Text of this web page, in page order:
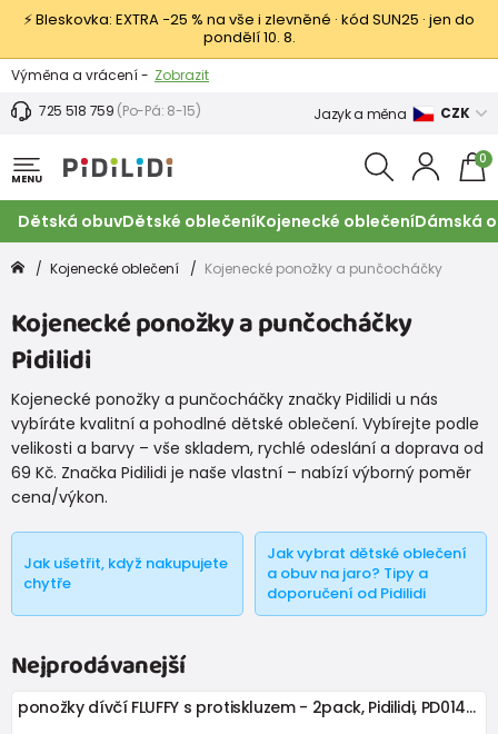
⚡ Bleskovka: EXTRA −25 % na vše i zlevněné · kód SUN25 · jen do
pondělí 10. 8.
Výměna a vrácení - Zobrazit
Sleva 100 Kč na první nákup -
725 518 759 (Po-Pá: 8-15) Jazyk a měna CZK
MENU
0
Dětská obuvDětské oblečeníKojenecké oblečeníDámská
Kojenecké oblečení Kojenecké ponožky a punčocháčky
Kojenecké ponožky a punčocháčky
Pidilidi
Kojenecké ponožky a punčocháčky značky Pidilidi u nás
vybíráte kvalitní a pohodlné dětské oblečení. Vybírejte podle
velikosti a barvy – vše skladem, rychlé odeslání a doprava od
69 Kč. Značka Pidilidi je naše vlastní – nabízí výborný poměr
cena/výkon.
Jak ušetřit, když nakupujete
chytře
Jak vybrat dětské oblečení
a obuv na jaro? Tipy a
doporučení od Pidilidi
Nejprodávanejší
ponožky dívčí FLUFFY s protiskluzem - 2pack, Pidilidi, PD0147-01, holka